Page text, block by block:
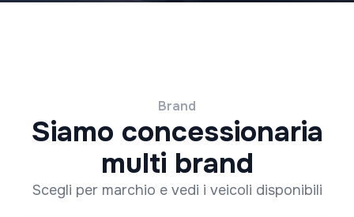
Brand
Siamo concessionaria
multi brand
Scegli per marchio e vedi i veicoli disponibili